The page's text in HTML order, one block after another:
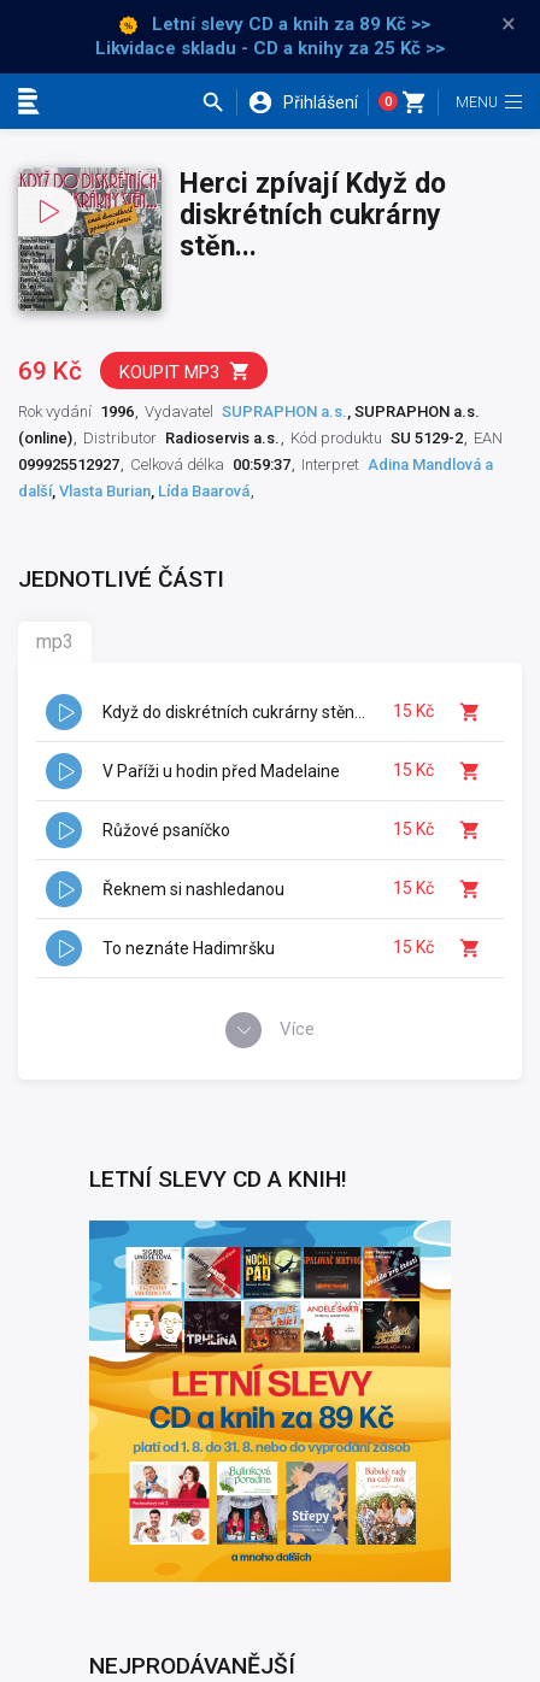
Letní slevy CD a knih za 89 Kč >>
Likvidace skladu - CD a knihy za 25 Kč >>
×
Přihlášení 0
Herci zpívají Když do
diskrétních cukrárny
stěn...
69 Kč KOUPIT MP3
Rok vydání 1996 Vydavatel SUPRAPHON a.s., SUPRAPHON a.s.
(online)
Distributor Radioservis a.s. Kód produktu SU 5129-2
EAN
099925512927
Celková délka 00:59:37 Interpret Adina Mandlová a
další, Vlasta Burian, Lída Baarová
JEDNOTLIVÉ ČÁSTI
mp3
Když do diskrétních cukrárny stěn... 15 Kč
V Paříži u hodin před Madelaine 15 Kč
Růžové psaníčko 15 Kč
Řeknem si nashledanou 15 Kč
To neznáte Hadimršku 15 Kč
Více
LETNÍ SLEVY CD A KNIH!
NEJPRODÁVANĚJŠÍ